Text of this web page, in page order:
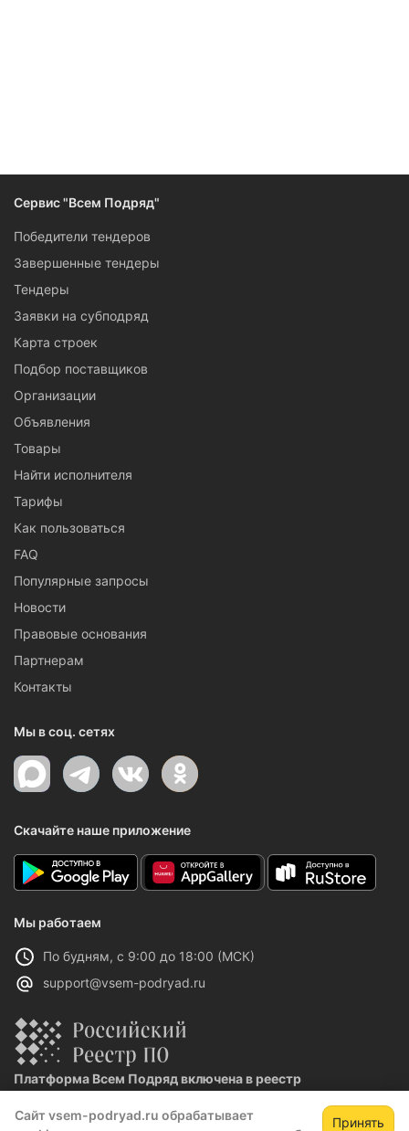
Сайт vsem-podryad.ru обрабатывает
Принять
Сервис "Всем Подряд"
Победители тендеров
Завершенные тендеры
Тендеры
Заявки на субподряд
Карта строек
Подбор поставщиков
Организации
Объявления
Товары
Найти исполнителя
Тарифы
Как пользоваться
FAQ
Популярные запросы
Новости
Правовые основания
Партнерам
Контакты
Мы в соц. сетях
Скачайте наше приложение
Мы работаем
По будням, с 9:00 до 18:00 (МСК)
support@vsem-podryad.ru
Платформа Всем Подряд включена в реестр
Реестровая запись №32021 от 06.02.2026